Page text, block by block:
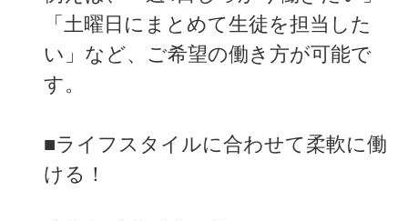
「土曜日にまとめて生徒を担当した
い」など、ご希望の働き方が可能で
す。
■ライフスタイルに合わせて柔軟に働
ける！